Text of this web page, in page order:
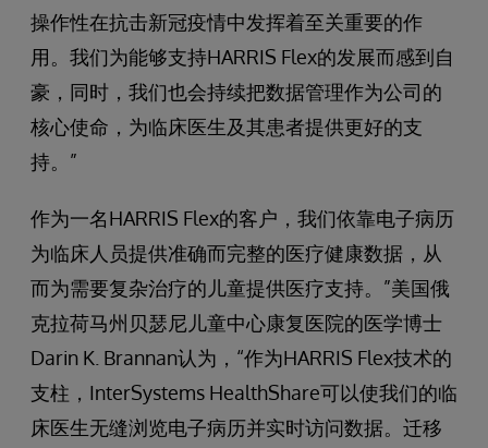
操作性在抗击新冠疫情中发挥着至关重要的作
用。我们为能够支持HARRIS Flex的发展而感到自
豪，同时，我们也会持续把数据管理作为公司的
核心使命，为临床医生及其患者提供更好的支
持。”
作为一名HARRIS Flex的客户，我们依靠电子病历
为临床人员提供准确而完整的医疗健康数据，从
而为需要复杂治疗的儿童提供医疗支持。”美国俄
克拉荷马州贝瑟尼儿童中心康复医院的医学博士
Darin K. Brannan认为，“作为HARRIS Flex技术的
支柱，InterSystems HealthShare可以使我们的临
床医生无缝浏览电子病历并实时访问数据。迁移